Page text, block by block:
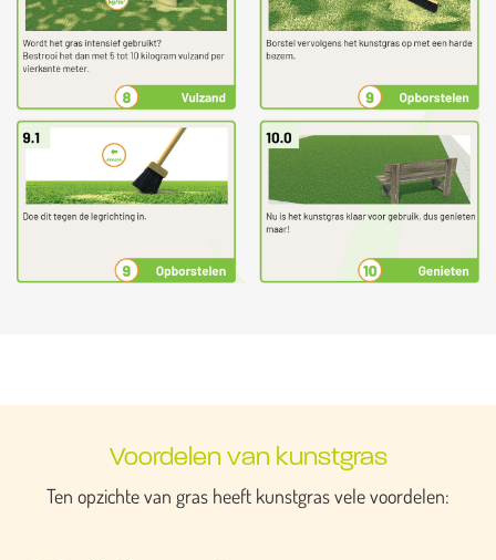
Voordelen van kunstgras
Ten opzichte van gras heeft kunstgras vele voordelen: